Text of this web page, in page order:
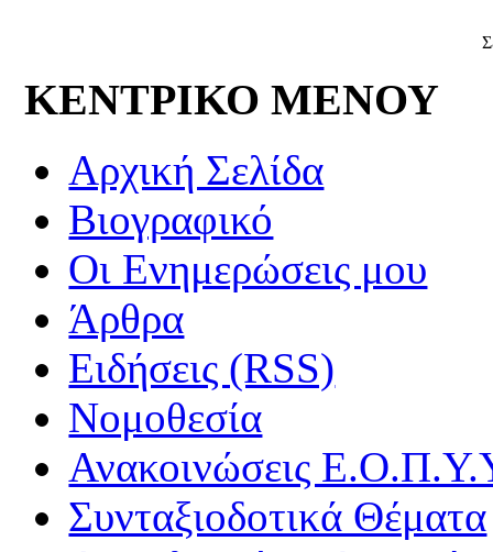
ΚΕΝΤΡΙΚΟ ΜΕΝΟΥ
Αρχική Σελίδα
Βιογραφικό
Οι Ενημερώσεις μου
Άρθρα
Ειδήσεις (RSS)
Νομοθεσία
Ανακοινώσεις
Συνταξιοδοτικά Θέματα